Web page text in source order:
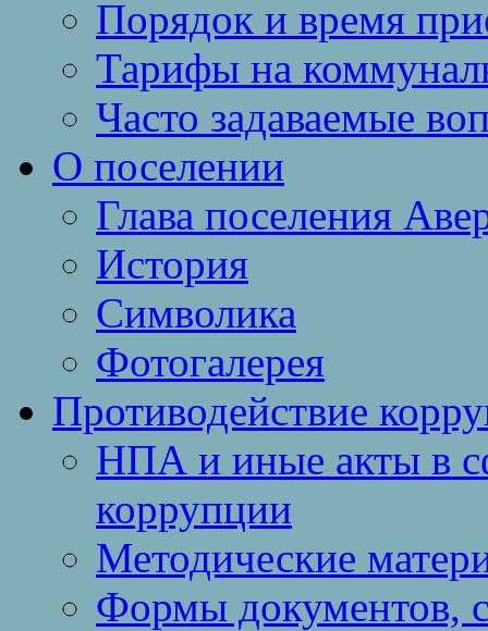
Порядок и время
Тарифы на
Часто задаваемые
О поселении
Глава поселения
История
Символика
Фотогалерея
Противодействие
НПА и иные акты в
коррупции
Методические
Формы документов,